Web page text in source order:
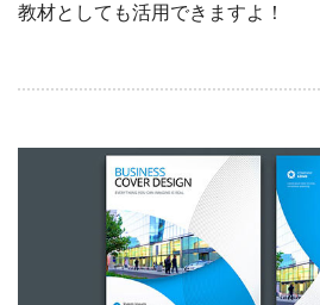
教材としても活用できますよ！